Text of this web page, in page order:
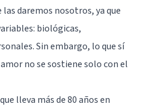
las daremos nosotros, ya que
biológicas,
Sin embargo, lo que sí
no se sostiene solo con el
lleva más de 80 años en